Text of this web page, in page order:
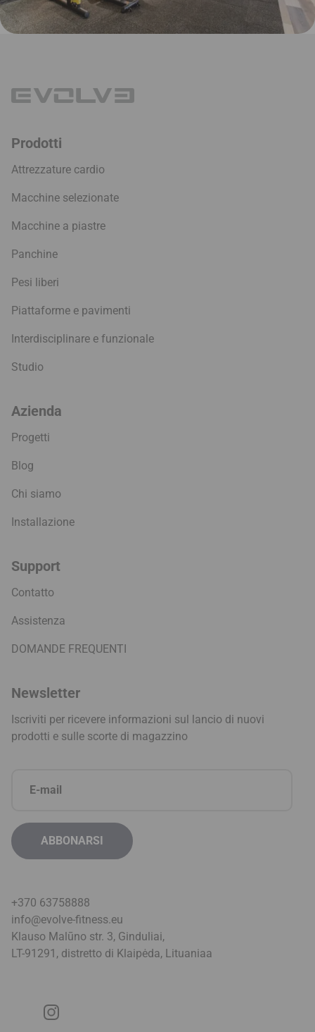
Prodotti
Attrezzature cardio
Macchine selezionate
Macchine a piastre
Panchine
Pesi liberi
Piattaforme e pavimenti
Interdisciplinare e funzionale
Studio
Azienda
Progetti
Blog
Chi siamo
Installazione
Support
Contatto
Assistenza
DOMANDE FREQUENTI
Newsletter
Iscriviti per ricevere informazioni sul lancio di nuovi
prodotti e sulle scorte di magazzino
+370 63758888
info@evolve-fitness.eu
Klauso Malūno str. 3, Ginduliai,
LT-91291, distretto di Klaipėda, Lituaniaa